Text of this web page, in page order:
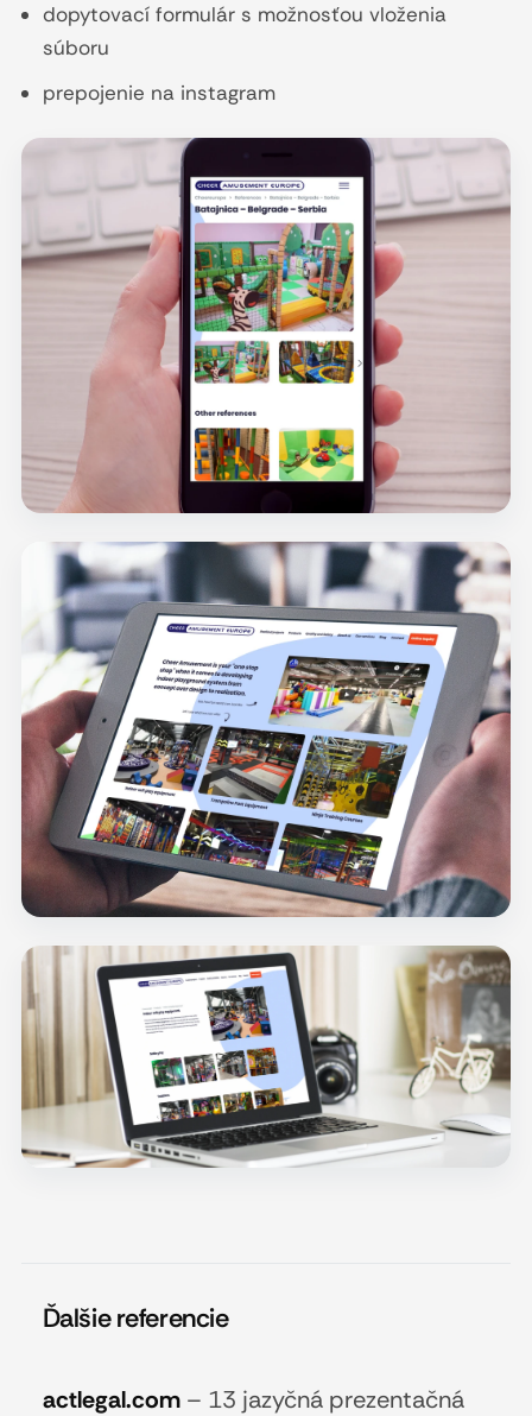
dopytovací formulár s možnosťou vloženia
súboru
prepojenie na instagram
Ďalšie referencie
actlegal.com– 13 jazyčná prezentačná